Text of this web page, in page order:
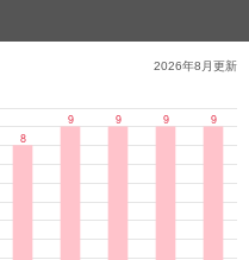
2026年8月更新